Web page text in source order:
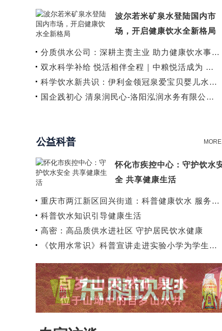
波尔若米矿泉水登陆国内市
场，开启健康饮水全新格局
分质供水公司：深耕主责主业 助力健康饮水事…
双水科学补给 悦活相伴全程｜中粮悦活成为 …
科学饮水新共识：伊利金领冠泉爱宝贝婴儿水…
国企践初心 清泉润民心-洛阳泓润水务有限公…
MORE
公益科普
怀化市疾控中心：守护饮水
全 共享健康生活
重庆市两江新区回兴街道：科普健康饮水 服务…
科普饮水知识引导健康生活
高密：高品质供水进社区 守护居民饮水健康
《饮用水常识》科普宣讲走进实验小学为学生…